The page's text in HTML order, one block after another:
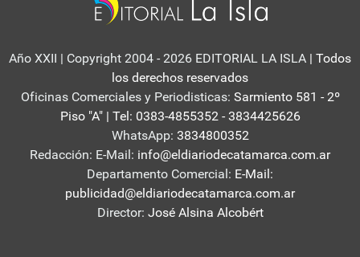
Año XXII | Copyright 2004 - 2026 EDITORIAL LA ISLA | Todos
los derechos reservados
Oficinas Comerciales y Periodisticas: Sarmiento 581 - 2º
Piso "A" | Tel: 0383-4855352 - 3834425626
WhatsApp: 3834800352
Redacción: E-Mail: info@eldiariodecatamarca.com.ar
Departamento Comercial: E-Mail:
publicidad@eldiariodecatamarca.com.ar
Director: José Alsina Alcobért